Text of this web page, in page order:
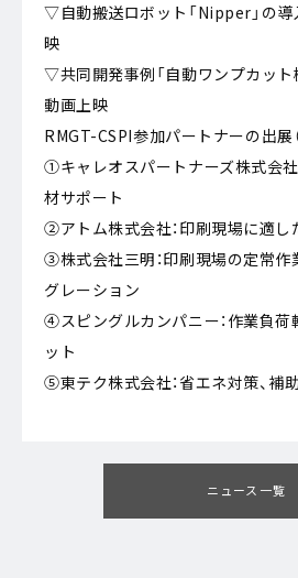
▽自動搬送ロボット「Nipper」の
映
▽共同開発事例「自動ワンプカット
動画上映
RMGT-CSPI参加パートナーの出展
①キャレオスパートナーズ株式会社
材サポート
②アトム株式会社：印刷現場に適し
③株式会社三明：印刷現場の定常作
グレーション
④スピングルカンパニー：作業負荷
ット
⑤東テク株式会社：省エネ対策、補
ニュース一覧